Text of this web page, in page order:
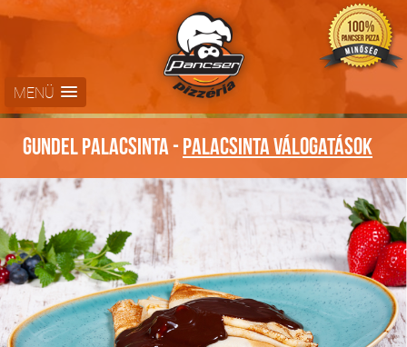
MENÜ
Gundel palacsinta - Palacsinta válogatások